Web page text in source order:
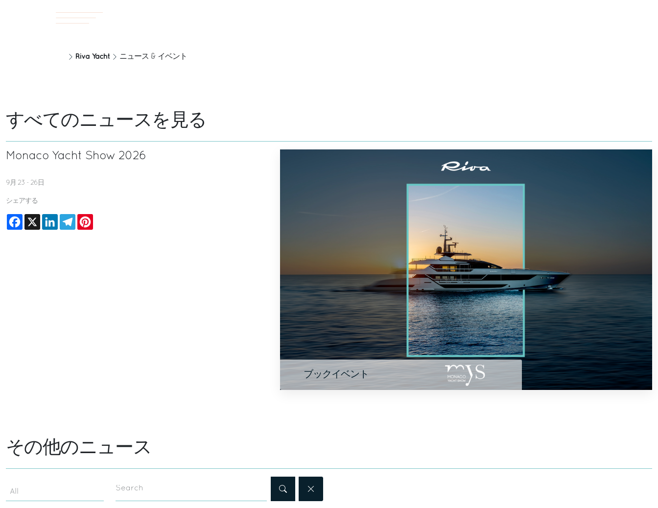
Riva Yacht ニュース & イベント
すべてのニュースを見る
Monaco Yacht Show 2026
9月 23 - 26日
シェアする
Facebook
X LinkedInTelegram
ブックイベント
その他のニュース